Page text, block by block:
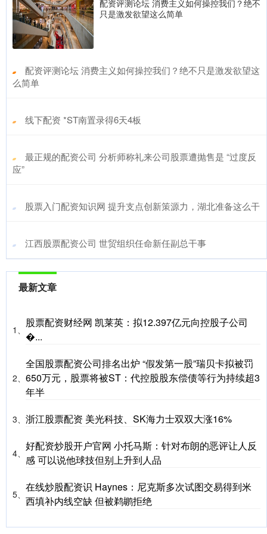
配资评测论坛 消费主义如何操控我们？绝不
只是激发欲望这么简单
​配资评测论坛 消费主义如何操控我们？绝不只是激发欲望这
么简单
​线下配资 *ST南置录得6天4板
​最正规的配资公司 分析师称礼来公司股票遭抛售是 “过度反
应”
​股票入门配资知识网 提升支点创新策源力，湖北准备这么干
​江西股票配资公司 世贸组织任命新任副总干事
最新文章
1、
股票配资财经网 凯莱英：拟12.397亿元向控股子公司
�...
2、
全国股票配资公司排名出炉 “假发第一股”瑞贝卡拟被罚
650万元，股票将被ST：代控股股东偿债等行为持续超3
年半
3、 浙江股票配资 美光科技、SK海力士双双大涨16%
4、
好配资炒股开户官网 小托马斯：针对布朗的恶评让人反
感 可以说他球技但别上升到人品
5、
在线炒股配资识 Haynes：尼克斯多次试图交易得到米
西填补内线空缺 但被鹈鹕拒绝